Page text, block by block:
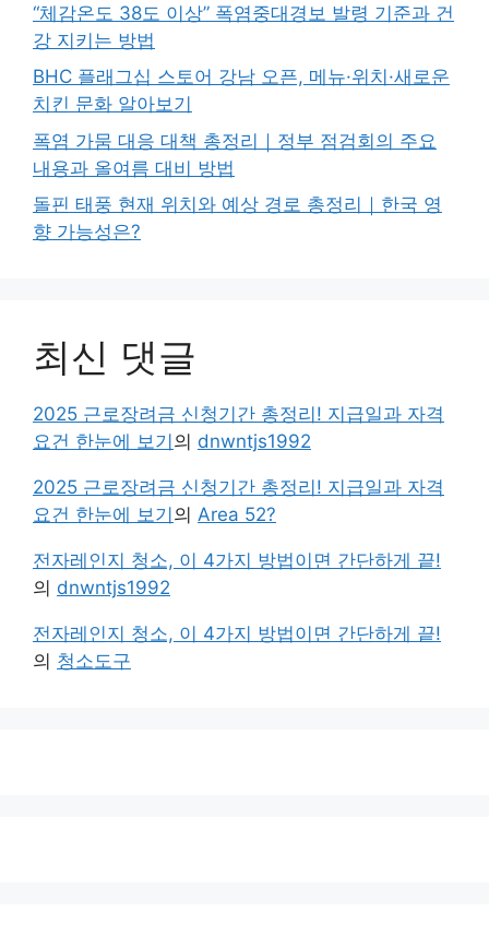
“체감온도 38도 이상” 폭염중대경보 발령 기준과 건
강 지키는 방법
BHC 플래그십 스토어 강남 오픈, 메뉴·위치·새로운
치킨 문화 알아보기
폭염 가뭄 대응 대책 총정리｜정부 점검회의 주요
내용과 올여름 대비 방법
돌핀 태풍 현재 위치와 예상 경로 총정리｜한국 영
향 가능성은?
최신 댓글
2025 근로장려금 신청기간 총정리! 지급일과 자격
요건 한눈에 보기 의 dnwntjs1992
2025 근로장려금 신청기간 총정리! 지급일과 자격
요건 한눈에 보기 의 Area 52?
전자레인지 청소, 이 4가지 방법이면 간단하게 끝!
의 dnwntjs1992
전자레인지 청소, 이 4가지 방법이면 간단하게 끝!
의 청소도구